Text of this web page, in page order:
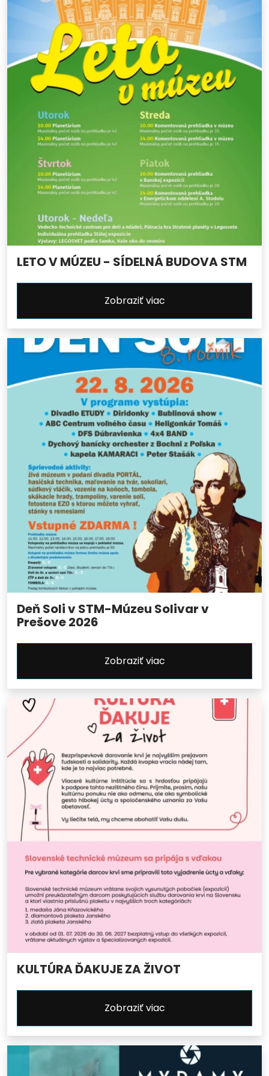
LETO V MÚZEU - SÍDELNÁ BUDOVA STM
Zobraziť viac
Deň Soli v STM-Múzeu Solivar v
Prešove 2026
Zobraziť viac
KULTÚRA ĎAKUJE ZA ŽIVOT
Zobraziť viac